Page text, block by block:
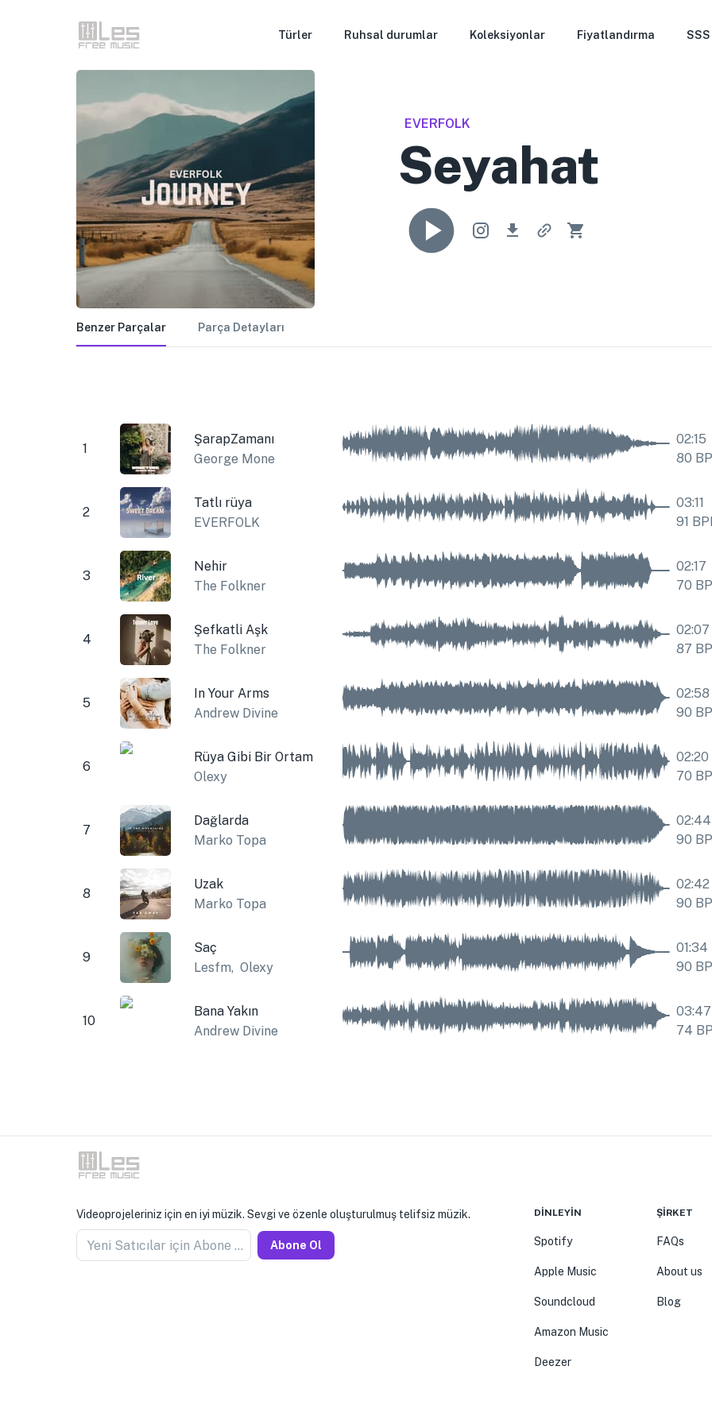
Türler Ruhsal durumlar Koleksiyonlar Fiyatlandırma SSS
EVERFOLK
Seyahat
Benzer Parçalar Parça Detayları
1
ŞarapZamanı
George Mone
02:15
80
2
Tatlı rüya
EVERFOLK
03:11
91
3
Nehir
The Folkner
02:17
70
4
Şefkatli Aşk
The Folkner
02:07
87
5
In Your Arms
Andrew Divine
02:58
90
6
Rüya Gibi Bir Ortam
Olexy
02:20
70
7
Dağlarda
Marko Topa
02:44
90
8
Uzak
Marko Topa
02:42
90
9
Saç
Lesfm, Olexy
01:34
90
10
Bana Yakın
Andrew Divine
03:47
74
Videoprojeleriniz için en iyi müzik. Sevgi ve özenle oluşturulmuş telifsiz müzik.
Yeni Satıcılar için Abone Olun Abone Ol
DINLEYIN
Spotify
Apple Music
Soundcloud
Amazon Music
Deezer
ŞIRKET
FAQs
About us
Blog